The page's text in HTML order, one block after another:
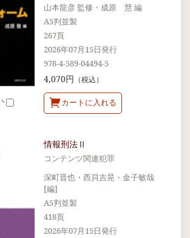
山本龍彦 監修・成原 慧 編
A5判並製
267頁
2026年07月15日発行
978-4-589-04494-5
4,070円 （税込）
カートに入れる
情報刑法Ⅱ
コンテンツ関連犯罪
深町晋也・西貝吉晃・金子敏哉
[編]
A5判並製
418頁
2026年07月15日発行